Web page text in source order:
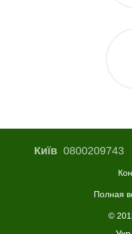
Київ0800209743
Полная
©